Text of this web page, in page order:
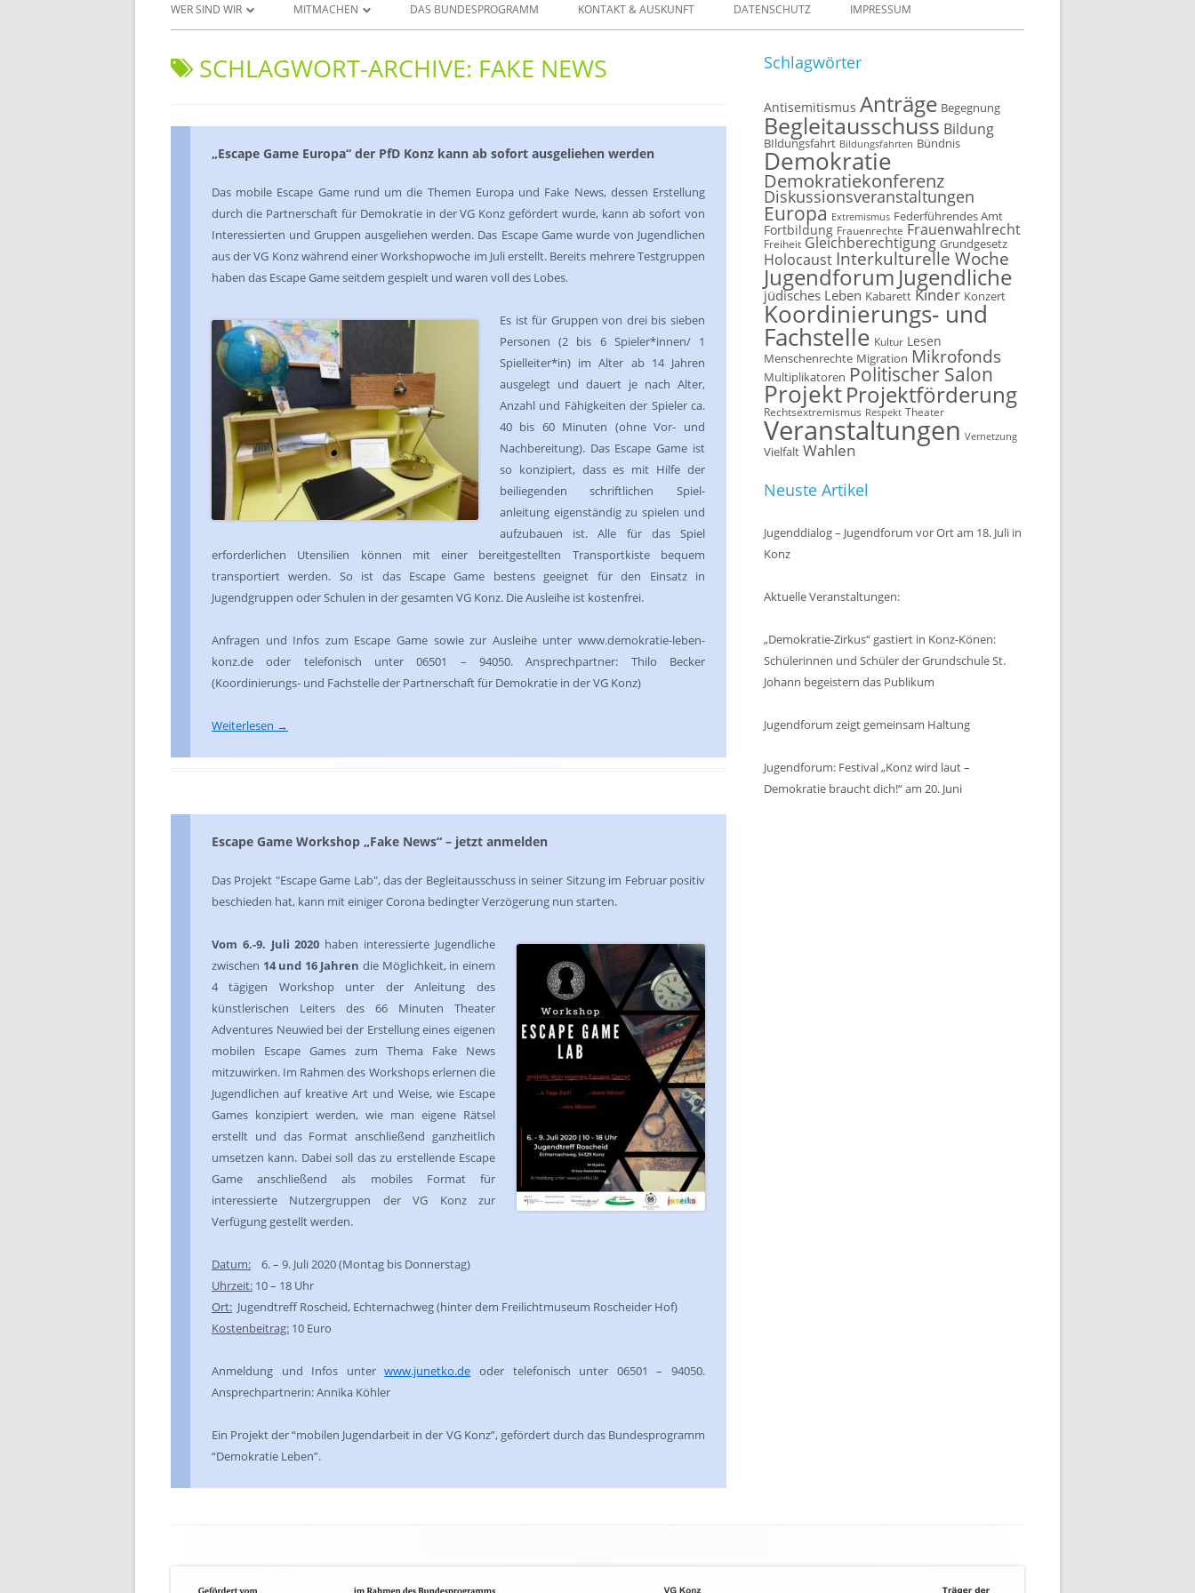
WER SIND WIR
UNSERE AKTIVITÄTEN
DAS BERATUNGSGREMIUM
MITMACHEN DAS BUNDESPROGRAMM KONTAKT & AUSKUNFT DATENSCHUTZ IMPRESSUM
SCHLAGWORT-ARCHIVE: FAKE NEWS
„Escape Game Europa“ der PfD Konz kann ab sofort ausgeliehen werden
Das mobile Escape Game rund um die Themen Europa und Fake News, dessen Erstellung
durch die Partnerschaft für Demokratie in der VG Konz gefördert wurde, kann ab sofort von
Interessierten und Gruppen ausgeliehen werden. Das Escape Game wurde von Jugendlichen
aus der VG Konz während einer Workshopwoche im Juli erstellt. Bereits mehrere Testgruppen
haben das Escape Game seitdem gespielt und waren voll des Lobes.
Es ist für Gruppen von drei bis sieben
Personen (2 bis 6 Spieler*innen/ 1
Spielleiter*in) im Alter ab 14 Jahren
ausgelegt und dauert je nach Alter,
Anzahl und Fähigkeiten der Spieler ca.
40 bis 60 Minuten (ohne Vor- und
Nachbereitung). Das Escape Game ist
so konzipiert, dass es mit Hilfe der
beiliegenden schriftlichen Spiel-
anleitung eigenständig zu spielen und
aufzubauen ist. Alle für das Spiel
erforderlichen Utensilien können mit einer bereitgestellten Transportkiste bequem
transportiert werden. So ist das Escape Game bestens geeignet für den Einsatz in
Jugendgruppen oder Schulen in der gesamten VG Konz. Die Ausleihe ist kostenfrei.
Anfragen und Infos zum Escape Game sowie zur Ausleihe unter www.demokratie-leben-
konz.de oder telefonisch unter 06501 – 94050. Ansprechpartner: Thilo Becker
(Koordinierungs- und Fachstelle der Partnerschaft für Demokratie in der VG Konz)
Weiterlesen →
Escape Game Workshop „Fake News“ – jetzt anmelden
Das Projekt "Escape Game Lab", das der Begleitausschuss in seiner Sitzung im Februar positiv
beschieden hat, kann mit einiger Corona bedingter Verzögerung nun starten.
Vom 6.-9. Juli 2020 haben interessierte Jugendliche
zwischen 14 und 16 Jahren die Möglichkeit, in einem
4 tägigen Workshop unter der Anleitung des
künstlerischen Leiters des 66 Minuten Theater
Adventures Neuwied bei der Erstellung eines eigenen
mobilen Escape Games zum Thema Fake News
mitzuwirken. Im Rahmen des Workshops erlernen die
Jugendlichen auf kreative Art und Weise, wie Escape
Games konzipiert werden, wie man eigene Rätsel
erstellt und das Format anschließend ganzheitlich
umsetzen kann. Dabei soll das zu erstellende Escape
Game anschließend als mobiles Format für
interessierte Nutzergruppen der VG Konz zur
Verfügung gestellt werden.
Datum: 6. – 9. Juli 2020 (Montag bis Donnerstag)
Uhrzeit: 10 – 18 Uhr
Ort: Jugendtreff Roscheid, Echternachweg (hinter dem Freilichtmuseum Roscheider Hof)
Kostenbeitrag: 10 Euro
Anmeldung und Infos unterwww.junetko.de oder telefonisch unter 06501 – 94050.
Ansprechpartnerin: Annika Köhler
Ein Projekt der “mobilen Jugendarbeit in der VG Konz”, gefördert durch das Bundesprogramm
“Demokratie Leben”.
Schlagwörter
Antisemitismus Anträge Begegnung
Begleitausschuss Bildung
BIldungsfahrt Bildungsfahrten Bündnis
Demokratie
Demokratiekonferenz
Diskussionsveranstaltungen
Europa Extremismus Federführendes Amt
Fortbildung Frauenrechte Frauenwahlrecht
Freiheit Gleichberechtigung Grundgesetz
Holocaust Interkulturelle Woche
Jugendforum Jugendliche
jüdisches Leben Kabarett Kinder Konzert
Koordinierungs- und
Fachstelle Kultur Lesen
Menschenrechte Migration Mikrofonds
Multiplikatoren Politischer Salon
ProjektProjektförderung
Rechtsextremismus Respekt Theater
Veranstaltungen Vernetzung
Vielfalt Wahlen
Neuste Artikel
Jugenddialog – Jugendforum vor Ort am 18. Juli in
Konz
Aktuelle Veranstaltungen:
„Demokratie-Zirkus“ gastiert in Konz-Könen:
Schülerinnen und Schüler der Grundschule St.
Johann begeistern das Publikum
Jugendforum zeigt gemeinsam Haltung
Jugendforum: Festival „Konz wird laut –
Demokratie braucht dich!“ am 20. Juni